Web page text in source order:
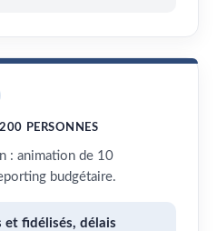
PERSONNES
: animation de 10
budgétaire.
fidélisés, délais